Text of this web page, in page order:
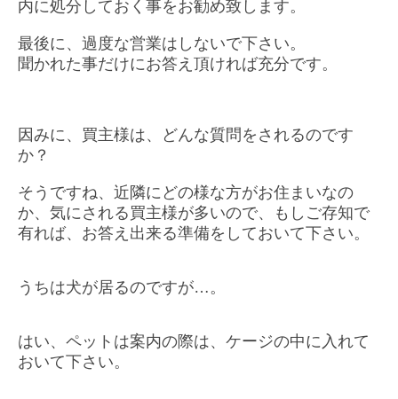
内に処分しておく事をお勧め致します。
最後に、過度な営業はしないで下さい。
聞かれた事だけにお答え頂ければ充分です。
因みに、買主様は、どんな質問をされるのです
か？
そうですね、近隣にどの様な方がお住まいなの
か、気にされる買主様が多いので、もし ご存知で
有れば、お答え出来る準備をしておいて下さい。
うちは犬が居るのですが…。
はい、ペットは案内の際は、ケージの中に入れて
おいて下さい。